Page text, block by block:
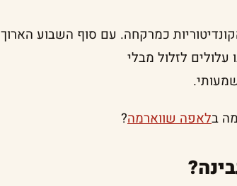
כמרקחה. עם סוף השבוע הארוך
בלאפה שווארמה?